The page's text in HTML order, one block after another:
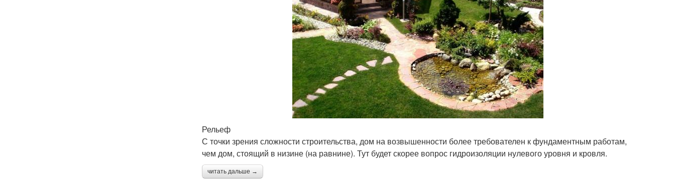
Рельеф
С точки зрения сложности строительства, дом на возвышенности более требователен к фундаментным работам,
чем дом, стоящий в низине (на равнине). Тут будет скорее вопрос гидроизоляции нулевого уровня и кровля.
читать дальше →